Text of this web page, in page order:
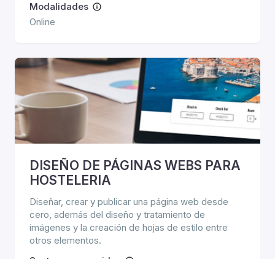
Modalidades
Online
DISEÑO DE PÁGINAS WEBS PARA
HOSTELERIA
Diseñar, crear y publicar una página web desde
cero, además del diseño y tratamiento de
imágenes y la creación de hojas de estilo entre
otros elementos.